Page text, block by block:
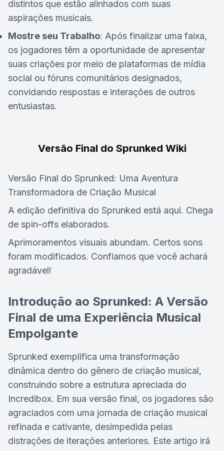
distintos que estão alinhados com suas
aspirações musicais.
Mostre seu Trabalho: Após finalizar uma faixa,
os jogadores têm a oportunidade de apresentar
suas criações por meio de plataformas de mídia
social ou fóruns comunitários designados,
convidando respostas e interações de outros
entusiastas.
Versão Final do Sprunked Wiki
Versão Final do Sprunked: Uma Aventura
Transformadora de Criação Musical
A edição definitiva do Sprunked está aqui. Chega
de spin-offs elaborados.
Aprimoramentos visuais abundam. Certos sons
foram modificados. Confiamos que você achará
agradável!
Introdução ao Sprunked: A Versão
Final de uma Experiência Musical
Empolgante
Sprunked exemplifica uma transformação
dinâmica dentro do gênero de criação musical,
construindo sobre a estrutura apreciada do
Incredibox. Em sua versão final, os jogadores são
agraciados com uma jornada de criação musical
refinada e cativante, desimpedida pelas
distrações de iterações anteriores. Este artigo irá